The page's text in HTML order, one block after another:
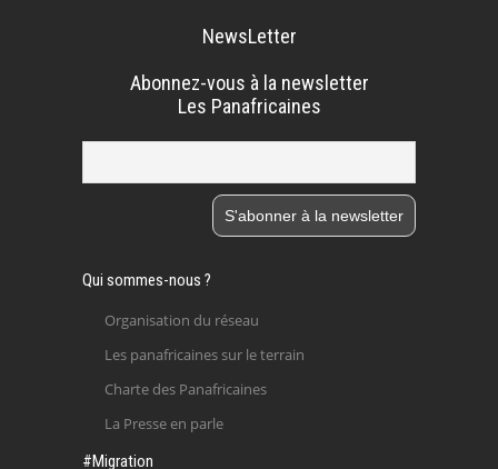
NewsLetter
Abonnez-vous à la newsletter
Les Panafricaines
Qui sommes-nous ?
Organisation du réseau
Les panafricaines sur le terrain
Charte des Panafricaines
La Presse en parle
#Migration